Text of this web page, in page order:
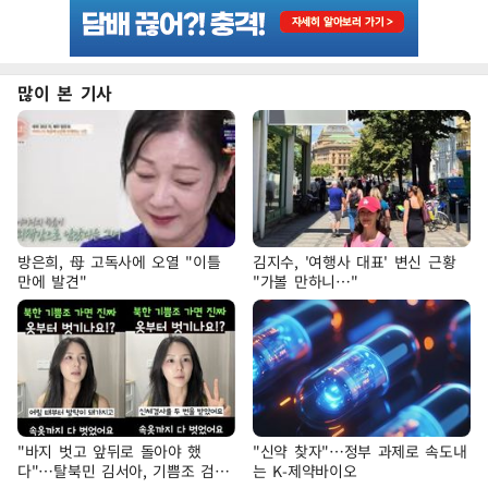
많이 본 기사
방은희, 母 고독사에 오열 "이틀
만에 발견"
김지수, '여행사 대표' 변신 근황
"가볼 만하니…"
"바지 벗고 앞뒤로 돌아야 했
다"…탈북민 김서아, 기쁨조 검사
"신약 찾자"…정부 과제로 속도내
는 K-제약바이오